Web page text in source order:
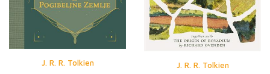
J. R. R. Tolkien J. R. R. Tolkien